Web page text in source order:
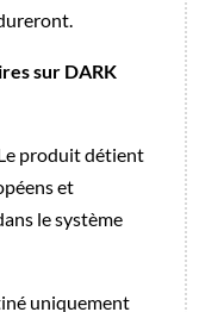
sur DARK
produit détient
et
le système
uniquement